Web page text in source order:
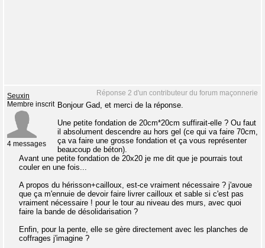
Réponse 2 d'un contributeur du forum maçonnerie
Seuxin
Membre inscrit
4 messages
Bonjour Gad, et merci de la réponse.
Une petite fondation de 20cm*20cm suffirait-elle ? Ou faut
il absolument descendre au hors gel (ce qui va faire 70cm,
ça va faire une grosse fondation et ça vous représenter
beaucoup de béton).
Avant une petite fondation de 20x20 je me dit que je pourrais tout
couler en une fois...
A propos du hérisson+cailloux, est-ce vraiment nécessaire ? j'avoue
que ça m'ennuie de devoir faire livrer cailloux et sable si c'est pas
vraiment nécessaire ! pour le tour au niveau des murs, avec quoi
faire la bande de désolidarisation ?
Enfin, pour la pente, elle se gère directement avec les planches de
coffrages j'imagine ?